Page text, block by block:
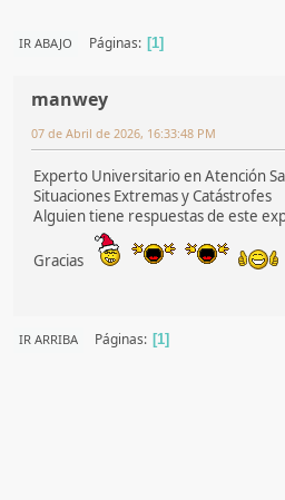
IR ABAJO Páginas 1
manwey
07 de Abril de 2026, 16:33:48 PM
Experto Universitario en Atención
Situaciones Extremas y Catástrofes
Alguien tiene respuestas de este
Gracias
IR ARRIBA Páginas 1